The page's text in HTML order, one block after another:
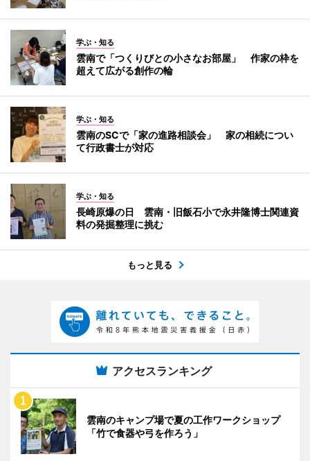
学ぶ・知る
雲南で「つくりびとの小さなお部屋」 作家の枠を
超えて広がる創作の輪
学ぶ・知る
雲南のSCで「家の進路相談会」 家の相続につい
て行政書士が対応
学ぶ・知る
長崎原爆の日 雲南・旧飯石小で永井隆博士関連資
料の発掘整理に挑む
もっと見る
アクセスランキング
雲南のキャンプ場で夏の工作ワークショップ
「竹で食器や弓を作ろう」